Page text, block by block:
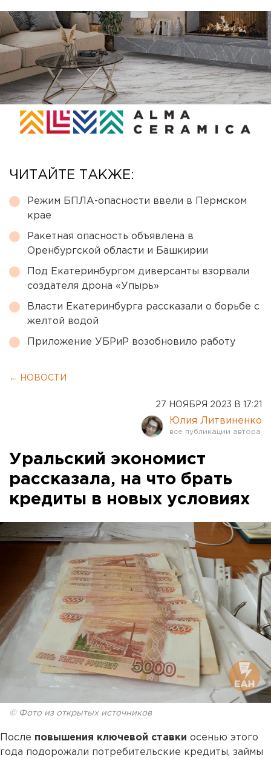
ЧИТАЙТЕ ТАКЖЕ:
Режим БПЛА-опасности ввели в Пермском
крае
Ракетная опасность объявлена в
Оренбургской области и Башкирии
Под Екатеринбургом диверсанты взорвали
создателя дрона «Упырь»
Власти Екатеринбурга рассказали о борьбе с
желтой водой
Приложение УБРиР возобновило работу
← НОВОСТИ
27 НОЯБРЯ 2023 В 17:21
Юлия Литвиненко
Уральский экономист
рассказала, на что брать
кредиты в новых условиях
© Фото из открытых источников
После повышения ключевой ставки осенью этого
года подорожали потребительские кредиты, займы